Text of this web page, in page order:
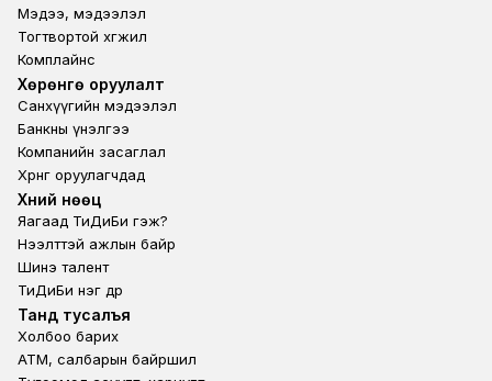
Мэдээ, мэдээлэл
Тогтвортой хөгжил
Комплайнс
Footer third
Хөрөнгө оруулалт
Санхүүгийн мэдээлэл
Банкны үнэлгээ
Компанийн засаглал
Хөрөнгө оруулагчдад
Footer second
Хүний нөөц
Яагаад ТиДиБи гэж?
Нээлттэй ажлын байр
Шинэ талент
ТиДиБи нэг өдөр
Footer fourth
Танд тусалъя
Холбоо барих
ATM, салбарын байршил